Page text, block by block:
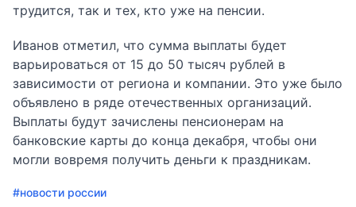
трудится, так и тех, кто уже на пенсии.
Иванов отметил, что сумма выплаты будет
варьироваться от 15 до 50 тысяч рублей в
зависимости от региона и компании. Это уже было
объявлено в ряде отечественных организаций.
Выплаты будут зачислены пенсионерам на
банковские карты до конца декабря, чтобы они
могли вовремя получить деньги к праздникам.
#новости россии